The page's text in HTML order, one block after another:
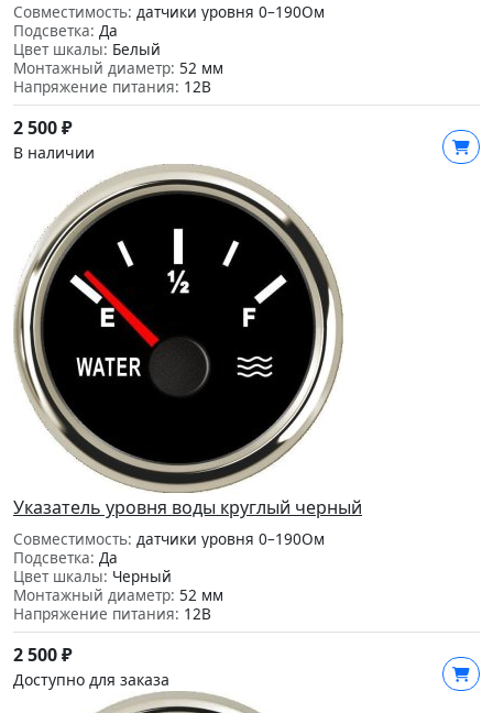
Совместимость: датчики уровня 0–190Ом
Подсветка: Да
Цвет шкалы: Белый
Монтажный диаметр: 52 мм
Напряжение питания: 12В
2 500₽
В наличии
Указатель уровня воды круглый черный
Совместимость: датчики уровня 0–190Ом
Подсветка: Да
Цвет шкалы: Черный
Монтажный диаметр: 52 мм
Напряжение питания: 12В
2 500₽
Доступно для заказа